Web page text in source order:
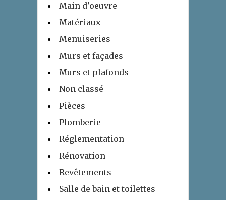
Main d'oeuvre
Matériaux
Menuiseries
Murs et façades
Murs et plafonds
Non classé
Pièces
Plomberie
Réglementation
Rénovation
Revêtements
Salle de bain et toilettes